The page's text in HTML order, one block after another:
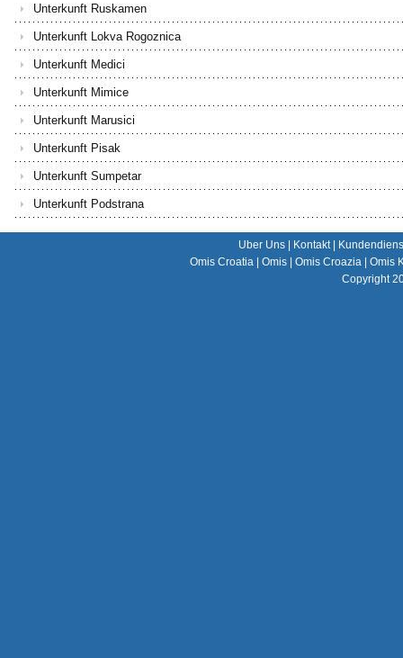
Unterkunft Ruskamen
Unterkunft Lokva Rogoznica
Unterkunft Medici
Unterkunft Mimice
Unterkunft Marusici
Unterkunft Pisak
Unterkunft Sumpetar
Unterkunft Podstrana
Uber Uns| Kontakt|
Omis Croatia
Omis Omis Croazia
Omis
Copyright